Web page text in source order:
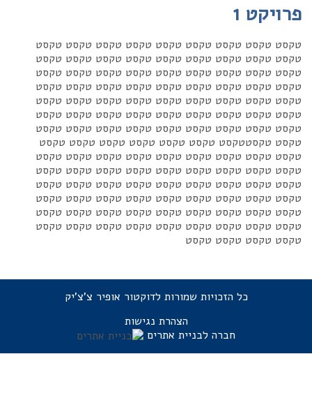
פרויקט 1
טקסט טקסט טקסט טקסט טקסט טקסט טקסט טקסט טקסט
טקסט טקסט טקסט טקסט טקסט טקסט טקסט טקסט טקסט
טקסט טקסט טקסט טקסט טקסט טקסט טקסט טקסט טקסט
טקסט טקסט טקסט טקסט טקסט טקסט טקסט טקסט טקסט
טקסט טקסט טקסט טקסט טקסט טקסט טקסט טקסט טקסט
טקסט טקסט טקסט טקסט טקסט טקסט טקסט טקסט טקסט
טקסט טקסט טקסט טקסט טקסט טקסט טקסט טקסט טקסט
טקסט טקסטטקסט טקסט טקסט טקסט טקסט טקסט טקסט
טקסט טקסט טקסט טקסט טקסט טקסט טקסט טקסט טקסט
טקסט טקסט טקסט טקסט טקסט טקסט טקסט טקסט טקסט
טקסט טקסט טקסט טקסט טקסט טקסט טקסט טקסט טקסט
טקסט טקסט טקסט טקסט טקסט טקסט טקסט טקסט טקסט
טקסט טקסט טקסט טקסט טקסט טקסט טקסט טקסט טקסט
טקסט טקסט טקסט טקסט טקסט טקסט טקסט טקסט טקסט
טקסט טקסט טקסט טקסט
כל הזכויות שמורות לדוקטור אופיר צ'צ'יק
הצהרת נגישות
חברה לבניית אתרים